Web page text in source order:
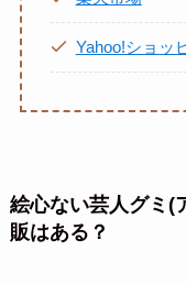
Yahoo!ショッ
絵心ない芸人グミ(
販はある？